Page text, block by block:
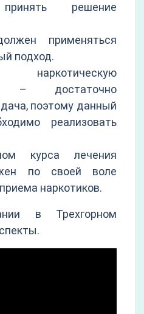
решение
применяться
подход.
– достаточно
поэтому данный
реализовать
курса лечения
по своей воле
наркотиков.
в Трехгорном